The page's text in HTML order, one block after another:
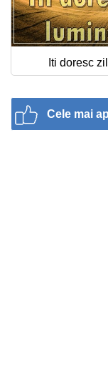
Iti doresc
Cele mai